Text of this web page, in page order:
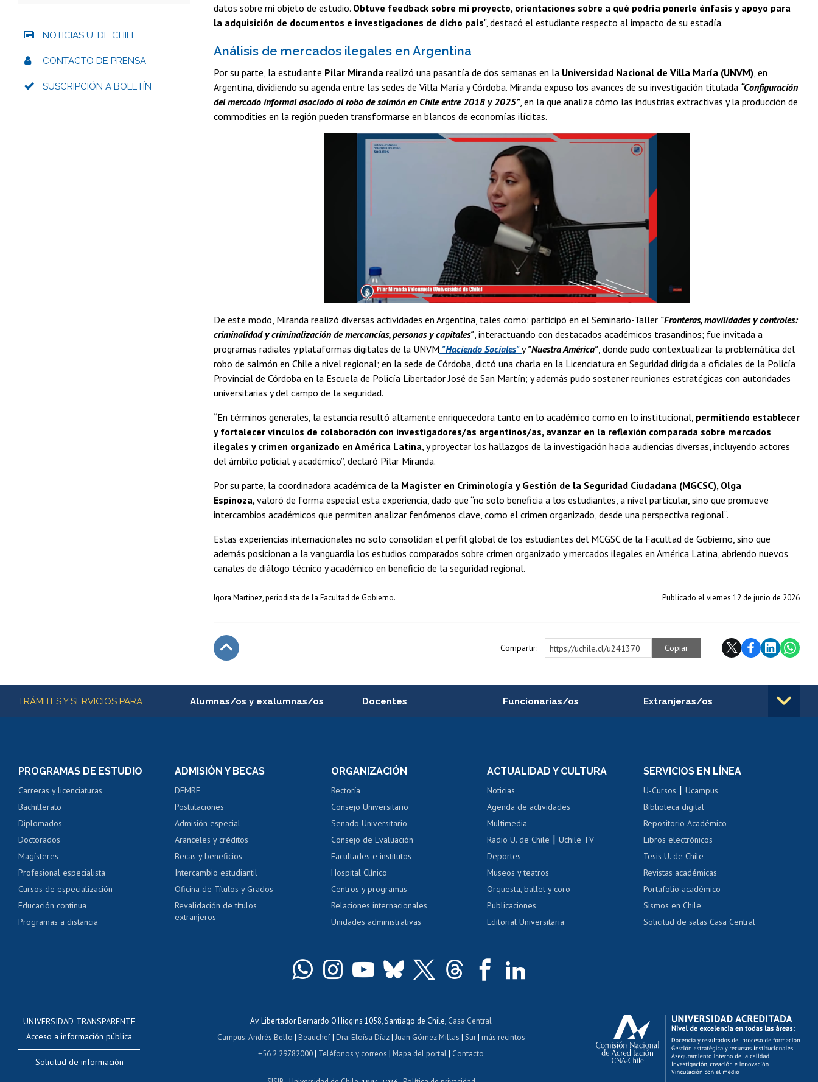
datos sobre mi objeto de estudio. Obtuve feedback sobre mi proyecto, orientaciones sobre a qué podría ponerle énfasis y apoyo para
la adquisición de documentos e investigaciones de dicho país", destacó el estudiante respecto al impacto de su estadía.
Análisis de mercados ilegales en Argentina
Por su parte, la estudiante Pilar Miranda realizó una pasantía de dos semanas en la Universidad Nacional de Villa María (UNVM), en
Argentina, dividiendo su agenda entre las sedes de Villa María y Córdoba. Miranda expuso los avances de su investigación titulada “Configuración
del mercado informal asociado al robo de salmón en Chile entre 2018 y 2025”, en la que analiza cómo las industrias extractivas y la producción de
commodities en la región pueden transformarse en blancos de economías ilícitas.
De este modo, Miranda realizó diversas actividades en Argentina, tales como: participó en el Seminario-Taller "Fronteras, movilidades y controles:
criminalidad y criminalización de mercancías, personas y capitales" , interactuando con destacados académicos trasandinos; fue invitada a
programas radiales y plataformas digitales de la UNVM "Haciendo Sociales"y"Nuestra América" , donde pudo contextualizar la problemática del
robo de salmón en Chile a nivel regional; en la sede de Córdoba, dictó una charla en la Licenciatura en Seguridad dirigida a oficiales de la Policía
Provincial de Córdoba en la Escuela de Policía Libertador José de San Martín; y además pudo sostener reuniones estratégicas con autoridades
universitarias y del campo de la seguridad.
“En términos generales, la estancia resultó altamente enriquecedora tanto en lo académico como en lo institucional, permitiendo establecer
y fortalecer vínculos de colaboración con investigadores/as argentinos/as, avanzar en la reflexión comparada sobre mercados
ilegales y crimen organizado en América Latina , y proyectar los hallazgos de la investigación hacia audiencias diversas, incluyendo actores
del ámbito policial y académico”, declaró Pilar Miranda.
Por su parte, la coordinadora académica de la Magíster en Criminología y Gestión de la Seguridad Ciudadana (MGCSC), Olga
Espinoza, valoró de forma especial esta experiencia, dado que “no solo beneficia a los estudiantes, a nivel particular, sino que promueve
intercambios académicos que permiten analizar fenómenos clave, como el crimen organizado, desde una perspectiva regional”.
Estas experiencias internacionales no solo consolidan el perfil global de los estudiantes del MCGSC de la Facultad de Gobierno, sino que
además posicionan a la vanguardia los estudios comparados sobre crimen organizado y mercados ilegales en América Latina, abriendo nuevos
canales de diálogo técnico y académico en beneficio de la seguridad regional.
Igora Martínez, periodista de la Facultad de Gobierno. Publicado el viernes 12 de junio de 2026
Compartir: https://uchile.cl/u241370 Copiar
NOTICIAS U. DE CHILE
CONTACTO DE PRENSA
SUSCRIPCIÓN A BOLETÍN
Más información
TRÁMITES Y SERVICIOS PARA Alumnas/os y exalumnas/os
Servicio médico y dental
Pago de arancel y crédito alumnos
Pago de arancel y crédito exalumnos
Certificado de títulos y grados
Docentes
Perfeccionamiento
Evaluación docente
Calificación académica
Postulación al AUCAI
Funcionarias/os
Portal de movilidad interna
Certificado de renta
Certificado de renta
Extranjeras/os
Cursos de español
Mi Uchile Ayuda tecnológica Tarjeta TUI Acoso laboral, sexual y violencia Denuncias administrativas
PROGRAMAS DE ESTUDIO
Carreras y licenciaturas
Bachillerato
Diplomados
Doctorados
Magísteres
Profesional especialista
Cursos de especialización
Educación continua
Programas a distancia
ADMISIÓN Y BECAS
DEMRE
Postulaciones
Admisión especial
Aranceles y créditos
Becas y beneficios
Intercambio estudiantil
Oficina de Títulos y Grados
Revalidación de títulos
extranjeros
ORGANIZACIÓN
Rectoría
Consejo Universitario
Senado Universitario
Consejo de Evaluación
Facultades e institutos
Hospital Clínico
Centros y programas
Relaciones internacionales
Unidades administrativas
ACTUALIDAD Y CULTURA
Noticias
Agenda de actividades
Multimedia
Radio U. de Chile |Uchile TV
Deportes
Museos y teatros
Orquesta, ballet y coro
Publicaciones
Editorial Universitaria
SERVICIOS EN LÍNEA
U-Cursos |Ucampus
Biblioteca digital
Repositorio Académico
Libros electrónicos
Tesis U. de Chile
Revistas académicas
Portafolio académico
Sismos en Chile
Solicitud de salas Casa Central
UNIVERSIDAD TRANSPARENTE
Acceso a información pública
Solicitud de información
Av. Libertador Bernardo O'Higgins 1058, Santiago de Chile, Casa Central
Campus:Andrés Bello | Beauchef| Dra. Eloísa Díaz| Juan Gómez Millas | Sur| más recintos
+56 2 29782000| Teléfonos y correos |Mapa del portal| Contacto